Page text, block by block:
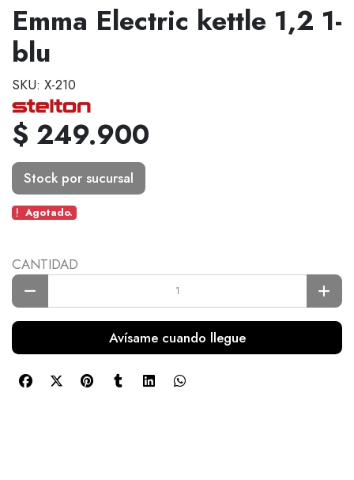
Emma Electric kettle 1,2 1-
blu
SKU: X-210
$ 249.900
Stock por sucursal
Agotado.
CANTIDAD
Avísame cuando llegue